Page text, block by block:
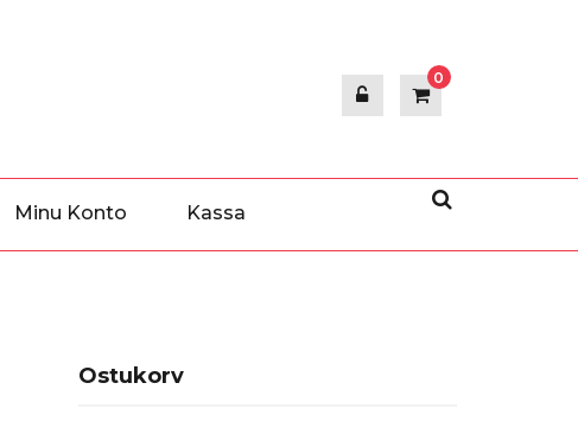
0
Minu Konto Kassa
Ostukorv